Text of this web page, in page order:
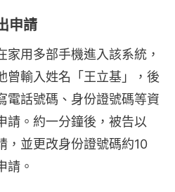
申請
用多部手機進入該系統，
曾輸入姓名「王立基」，後
電話號碼、身份證號碼等資
請。約一分鐘後，被告以
，並更改身份證號碼約10
請。